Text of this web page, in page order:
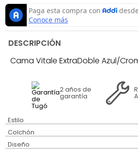
DESCRIPCIÓN
Cama Vitale ExtraDoble Azul/
2 años de
garantía
Estilo
Colchón
Diseño